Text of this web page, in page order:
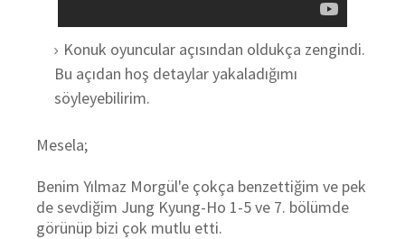
Konuk oyuncular açısından oldukça zengindi.
Bu açıdan hoş detaylar yakaladığımı
söyleyebilirim.
Mesela;
Benim Yılmaz Morgül'e çokça benzettiğim ve pek
de sevdiğim Jung Kyung-Ho 1-5 ve 7. bölümde
görünüp bizi çok mutlu etti.